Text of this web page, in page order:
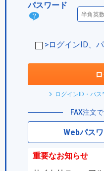
IDと
パスワード
パス
ド
は？
>ログインID、
ログインID・パ
FAX注文
Webパス
重要なお知らせ